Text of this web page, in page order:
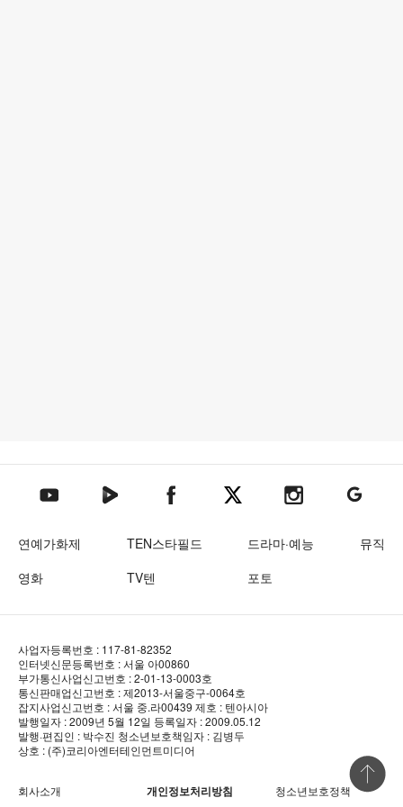
텐아시아 유튜브텐아시아 네이버TV텐아시아 페이스북텐아시아 엑스텐아시아 인스타그램
텐아시아
연예가화제 TEN스타필드 드라마·예능
뮤직
영화
TV텐 포토
사업자등록번호 : 117-81-82352
인터넷신문등록번호 : 서울 아00860
부가통신사업신고번호 : 2-01-13-0003호
통신판매업신고번호 : 제2013-서울중구-0064호
잡지사업신고번호 : 서울 중.라00439 제호 : 텐아시아
발행일자 : 2009년 5월 12일 등록일자 : 2009.05.12
발행·편집인 : 박수진 청소년보호책임자 : 김병두
상호 : (주)코리아엔터테인먼트미디어
회사소개 개인정보처리방침 청소년보호정책
상단 바로